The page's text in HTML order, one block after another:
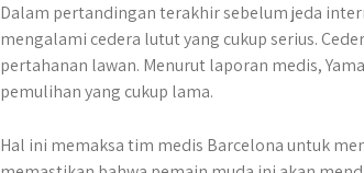
Dalam pertandingan terakhir sebelum jeda
mengalami cedera lutut yang cukup serius.
pertahanan lawan. Menurut laporan medis,
pemulihan yang cukup lama.
Hal ini memaksa tim medis Barcelona untuk